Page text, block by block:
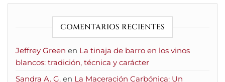
COMENTARIOS RECIENTES
Jeffrey Green en La tinaja de barro en los vinos
blancos: tradición, técnica y carácter
Sandra A. G. en La Maceración Carbónica: Un